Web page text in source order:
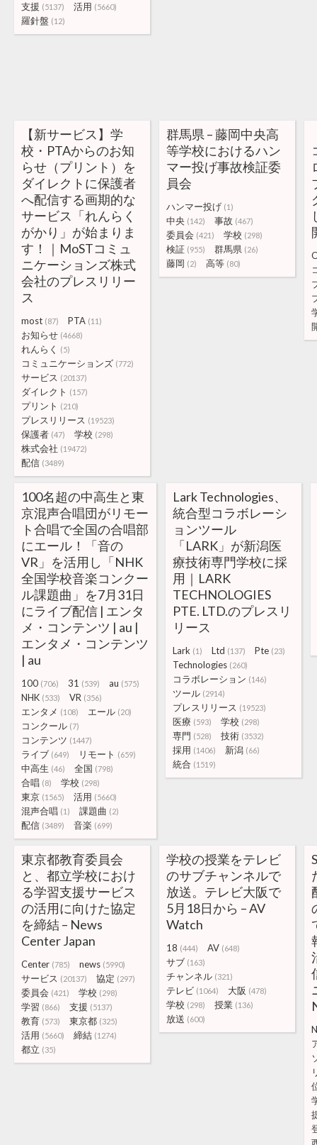
支援 (5137) 活用 (5660)
羅針盤 (12)
【新サービス】学
校・PTAからのお知
らせ（プリント）を
ダイレクトに保護者
へ配信する画期的な
サービス「れんらく
がかり」が始まりま
す！｜MoSTコミュ
ニケーションズ株式
会社のプレスリリー
ス
most (87) PTA (11)
お知らせ (4668)
れんらく (5)
コミュニケーションズ (772)
サービス (20137)
ダイレクト (157)
プリント (210)
プレスリリース (19523)
保護者 (47) 学校 (298)
株式会社 (19472)
配信 (3489)
群馬県 – 藤岡中央高
等学校におけるハン
マー投げ事故検証委
員会
ハンマー投げ (1)
中央 (142) 事故 (467)
委員会 (421) 学校 (298)
検証 (955) 群馬県 (26)
藤岡 (2) 高等 (80)
100名超の中高生と東
京混声合唱団がリモー
ト合唱で全国の合唱部
にエール！「音の
VR」を活用し「NHK
全国学校音楽コンクー
ル課題曲」を7月31日
にライブ配信 | エンタ
メ・コンテンツ | au |
エンタメ・コンテンツ
| au
100 (706) 31 (539) au (575)
NHK (533) VR (356)
エンタメ (108) エール (20)
コンクール (7)
コンテンツ (1447)
ライブ (649) リモート (659)
中高生 (46) 全国 (798)
合唱 (8) 学校 (298)
東京 (1565) 活用 (5660)
混声合唱 (1) 課題曲 (2)
配信 (3489) 音楽 (699)
Lark Technologies、
統合型コラボレーシ
ョンツール
「LARK」が新潟医
療技術専門学校に採
用｜LARK
TECHNOLOGIES
PTE. LTD.のプレスリ
リース
Lark (1) Ltd (137) Pte (23)
Technologies (260)
コラボレーション (146)
ツール (2914)
プレスリリース (19523)
医療 (593) 学校 (298)
専門 (528) 技術 (3532)
採用 (1406) 新潟 (66)
統合 (1519)
東京都教育委員会
と、都立学校におけ
る学習支援サービス
の活用に向けた協定
を締結 – News
Center Japan
Center (785) news (5990)
サービス (20137) 協定 (297)
委員会 (421) 学校 (298)
学習 (866) 支援 (5137)
教育 (573) 東京都 (325)
活用 (5660) 締結 (1274)
都立 (35)
学校の授業をテレビ
のサブチャンネルで
放送。テレビ大阪で
5月18日から – AV
Watch
18 (444) AV (648)
サブ (163)
チャンネル (321)
テレビ (1064) 大阪 (478)
学校 (298) 授業 (136)
放送 (600)